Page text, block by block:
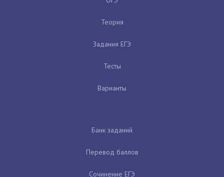
Теория
Задания ЕГЭ
Тесты
Варианты
Банк заданий
Перевод баллов
Сочинение ЕГЭ